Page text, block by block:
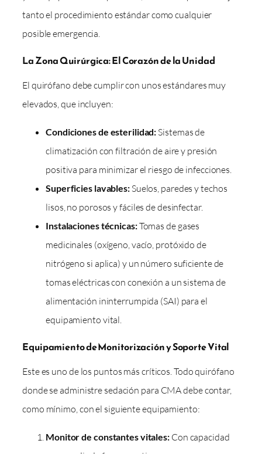
tanto el procedimiento estándar como cualquier
posible emergencia.
La Zona Quirúrgica: El Corazón de la Unidad
El quirófano debe cumplir con unos estándares muy
elevados, que incluyen:
Condiciones de esterilidad:Sistemas de
climatización con filtración de aire y presión
positiva para minimizar el riesgo de infecciones.
Superficies lavables:Suelos, paredes y techos
lisos, no porosos y fáciles de desinfectar.
Instalaciones técnicas:Tomas de gases
medicinales (oxígeno, vacío, protóxido de
nitrógeno si aplica) y un número suficiente de
tomas eléctricas con conexión a un sistema de
alimentación ininterrumpida (SAI) para el
equipamiento vital.
Equipamiento de Monitorización y Soporte Vital
Este es uno de los puntos más críticos. Todo quirófano
donde se administre sedación para CMA debe contar,
como mínimo, con el siguiente equipamiento:
Monitor de constantes vitales: Con capacidad